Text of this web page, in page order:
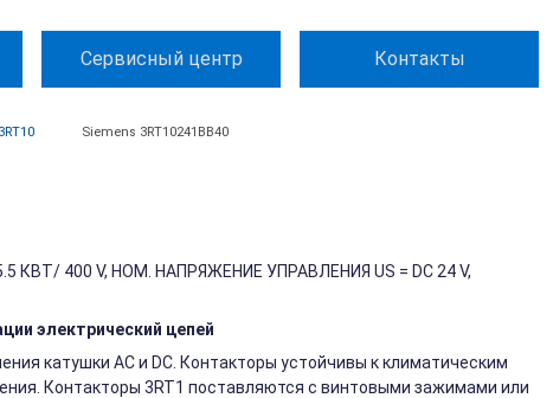
Сервисный центр Контакты
Siemens 3RT10241BB40
КВТ/ 400 V, НОМ. НАПРЯЖЕНИЕ УПРАВЛЕНИЯ US = DC 24 V,
электрический цепей
катушки AC и DС. Контакторы устойчивы к климатическим
Контакторы 3RT1 поставляются с винтовыми зажимами или